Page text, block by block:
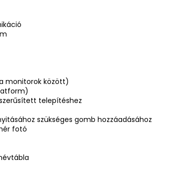
monitorok között)
telepítéshez
szükséges gomb hozzáadásához
fotó